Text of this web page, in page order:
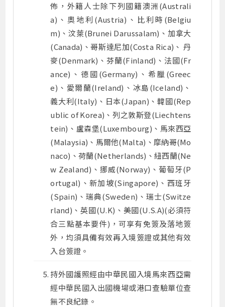
佈，外籍人士除下列國籍澳洲(Australi
a)、奧地利(Austria)、比利時(Belgiu
m)、汶萊(Brunei Darussalam)、加拿大
(Canada)、哥斯達尼加(Costa Rica)、 丹
麥(Denmark)、芬蘭(Finland)、法國(Fr
ance)、德國(Germany)、希臘(Greec
e)、愛爾蘭(Ireland)、冰島(Iceland)、
義大利(Italy)、日本(Japan)、韓國(Rep
ublic of Korea)、列之敦斯登(Liechtens
tein)、盧森堡(Luxembourg)、馬來西亞
(Malaysia)、馬爾他(Malta)、摩納哥(Mo
naco)、荷蘭(Netherlands)、紐西蘭(Ne
w Zealand)、挪威(Norway)、葡萄牙(P
ortugal)、新加坡(Singapore)、西班牙
(Spain)、瑞典(Sweden)、瑞士(Switze
rland)、英國(U.K)、美國(U.S.A)(必須符
合三點基本要件)，可享有免簽及落地簽
外，均須具備有效再入境簽證或其他有效
入台簽證。
持外國護照經由中華民國入境馬來西亞需
經中華民國入出國機場或港口查驗單位查
無不良紀錄。